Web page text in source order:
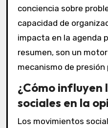
conciencia sobre
capacidad de
impacta en la agenda
resumen, son un
mecanismo de presión
¿Cómo influyen
sociales en la
Los movimientos